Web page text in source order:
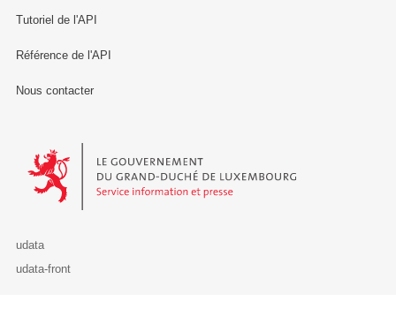
Tutoriel de l'API
Référence de l'API
Nous contacter
Le Gouvernement du Grand-Duché de Luxembourg - Service
udata
udata-front